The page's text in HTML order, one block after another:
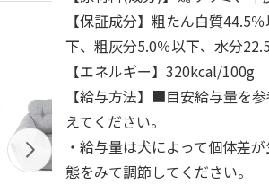
【保証成分】粗たん白質44.5
下、粗灰分5.0％以下、水分
【エネルギー】320kcal/100g
【給与方法】■目安給与量を
えてください。
・給与量は犬によって個体差
態をみて調節してください。